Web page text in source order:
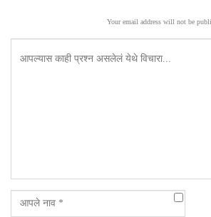
Your email address will not be